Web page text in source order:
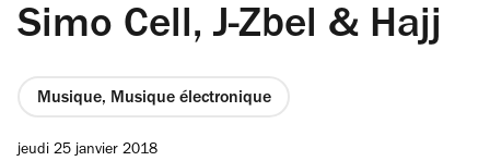
Simo Cell, J-Zbel & Hajj
Musique, Musique électronique
jeudi 25 janvier 2018